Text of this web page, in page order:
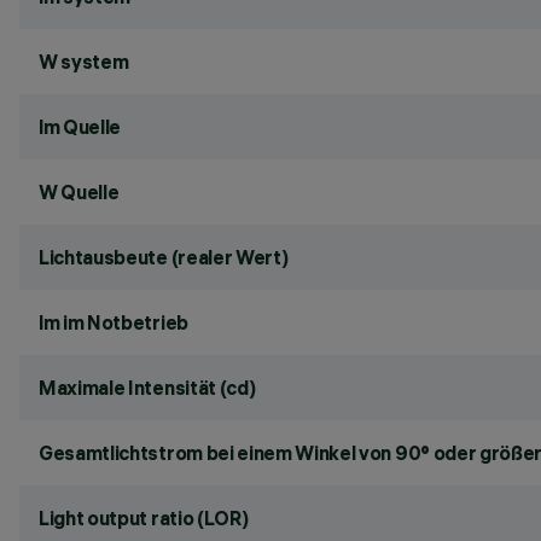
W system
lm Quelle
W Quelle
Lichtausbeute (realer Wert)
lm im Notbetrieb
Maximale Intensität (cd)
Gesamtlichtstrom bei einem Winkel von 90° oder
Light output ratio (LOR)